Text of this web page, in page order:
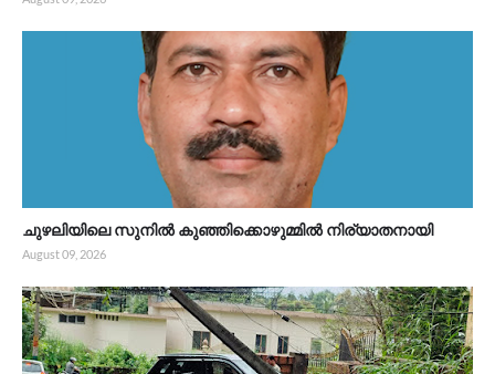
ചുഴലിയിലെ സുനിൽ കുഞ്ഞിക്കൊഴുമ്മിൽ നിര്യാതനായി
August 09, 2026